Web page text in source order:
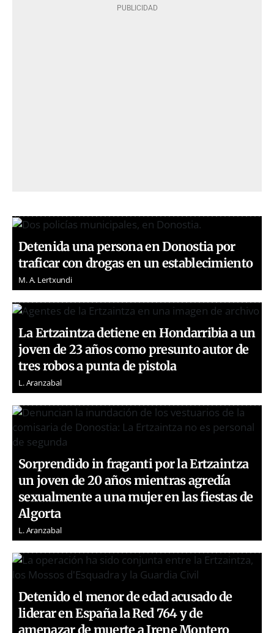
Detenida una persona en Donostia por
traficar con drogas en un establecimiento
M. A. Lertxundi
La Ertzaintza detiene en Hondarribia a un
joven de 23 años como presunto autor de
tres robos a punta de pistola
L. Aranzabal
Sorprendido in fraganti por la Ertzaintza
un joven de 20 años mientras agredía
sexualmente a una mujer en las fiestas de
Algorta
L. Aranzabal
Detenido el menor de edad acusado de
liderar en España la Red 764 y de
amenazar de muerte a Irene Montero